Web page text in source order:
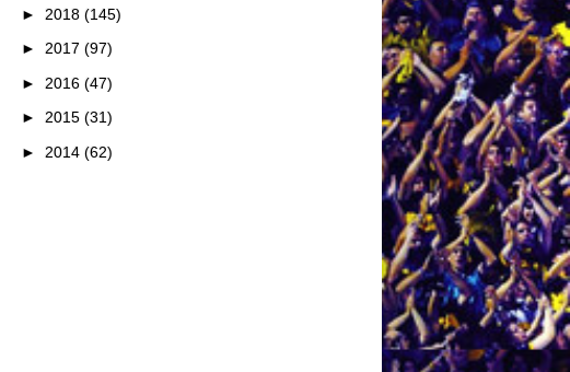
► 2018 (145)
► 2017 (97)
► 2016 (47)
► 2015 (31)
► 2014 (62)